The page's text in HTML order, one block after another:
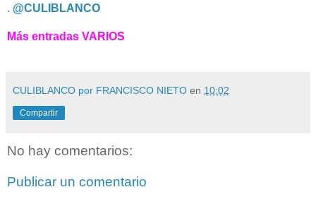
. @CULIBLANCO
Más entradas VARIOS
CULIBLANCO por FRANCISCO NIETO en 10:02
Compartir
No hay comentarios:
Publicar un comentario